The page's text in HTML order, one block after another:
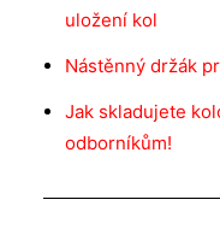
uložení kol
Nástěnný držák
Jak skladujete
odborníkům!